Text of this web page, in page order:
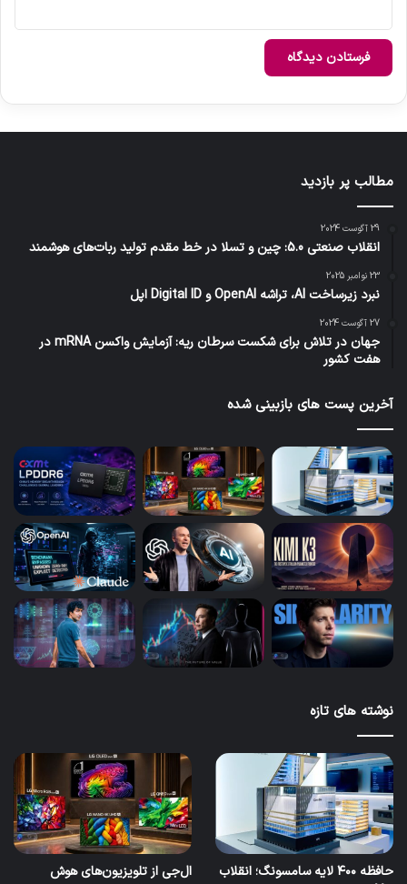
مطالب پر بازدید
29 آگوست 2024
انقلاب صنعتی 5.0: چین و تسلا در خط مقدم تولید ربات‌های هوشمند
23 نوامبر 2025
نبرد زیرساخت AI، تراشه OpenAI و Digital ID اپل
27 آگوست 2024
جهان در تلاش برای شکست سرطان ریه: آزمایش واکسن mRNA در
هفت کشور
آخرین پست های بازبینی شده
نوشته های تازه
حافظه ۴۰۰ لایه سامسونگ؛ انقلاب
ال‌جی از تلویزیون‌های هوش